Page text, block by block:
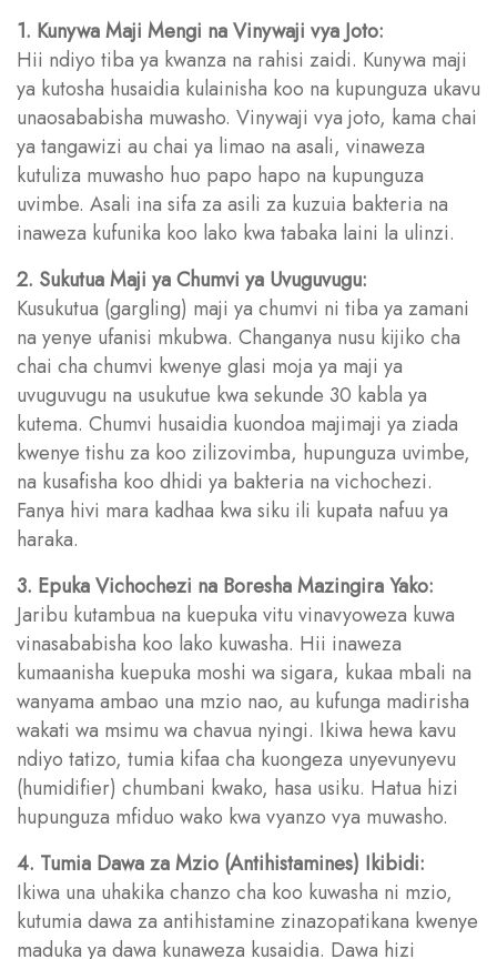
1. Kunywa Maji Mengi na Vinywaji vya Joto:
Hii ndiyo tiba ya kwanza na rahisi zaidi. Kunywa maji
ya kutosha husaidia kulainisha koo na kupunguza ukavu
unaosababisha muwasho. Vinywaji vya joto, kama chai
ya tangawizi au chai ya limao na asali, vinaweza
kutuliza muwasho huo papo hapo na kupunguza
uvimbe. Asali ina sifa za asili za kuzuia bakteria na
inaweza kufunika koo lako kwa tabaka laini la ulinzi.
2. Sukutua Maji ya Chumvi ya Uvuguvugu:
Kusukutua (gargling) maji ya chumvi ni tiba ya zamani
na yenye ufanisi mkubwa. Changanya nusu kijiko cha
chai cha chumvi kwenye glasi moja ya maji ya
uvuguvugu na usukutue kwa sekunde 30 kabla ya
kutema. Chumvi husaidia kuondoa majimaji ya ziada
kwenye tishu za koo zilizovimba, hupunguza uvimbe,
na kusafisha koo dhidi ya bakteria na vichochezi.
Fanya hivi mara kadhaa kwa siku ili kupata nafuu ya
haraka.
3. Epuka Vichochezi na Boresha Mazingira Yako:
Jaribu kutambua na kuepuka vitu vinavyoweza kuwa
vinasababisha koo lako kuwasha. Hii inaweza
kumaanisha kuepuka moshi wa sigara, kukaa mbali na
wanyama ambao una mzio nao, au kufunga madirisha
wakati wa msimu wa chavua nyingi. Ikiwa hewa kavu
ndiyo tatizo, tumia kifaa cha kuongeza unyevunyevu
(humidifier) chumbani kwako, hasa usiku. Hatua hizi
hupunguza mfiduo wako kwa vyanzo vya muwasho.
4. Tumia Dawa za Mzio (Antihistamines) Ikibidi:
Ikiwa una uhakika chanzo cha koo kuwasha ni mzio,
kutumia dawa za antihistamine zinazopatikana kwenye
maduka ya dawa kunaweza kusaidia. Dawa hizi